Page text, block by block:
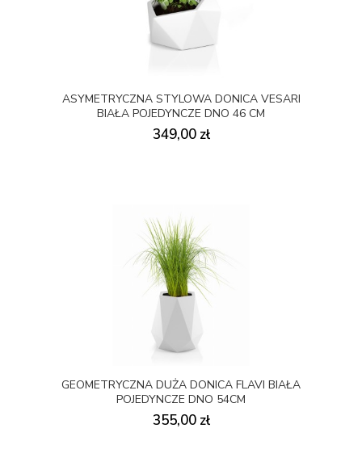
ASYMETRYCZNA STYLOWA DONICA VESARI
BIAŁA POJEDYNCZE DNO 46 CM
349,00 zł
GEOMETRYCZNA DUŻA DONICA FLAVI BIAŁA
POJEDYNCZE DNO 54CM
355,00 zł